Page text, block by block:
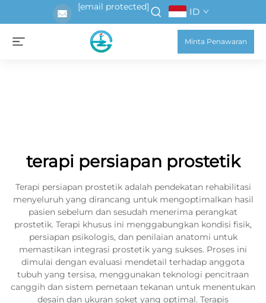
[email protected] ID
Minta Penawaran
terapi persiapan prostetik
Terapi persiapan prostetik adalah pendekatan rehabilitasi
menyeluruh yang dirancang untuk mengoptimalkan hasil
pasien sebelum dan sesudah menerima perangkat
prostetik. Terapi khusus ini menggabungkan kondisi fisik,
persiapan psikologis, dan penilaian anatomi untuk
memastikan integrasi prostetik yang sukses. Proses ini
dimulai dengan evaluasi mendetail terhadap anggota
tubuh yang tersisa, menggunakan teknologi pencitraan
canggih dan sistem pemetaan tekanan untuk menentukan
desain dan ukuran soket yang optimal. Terapis